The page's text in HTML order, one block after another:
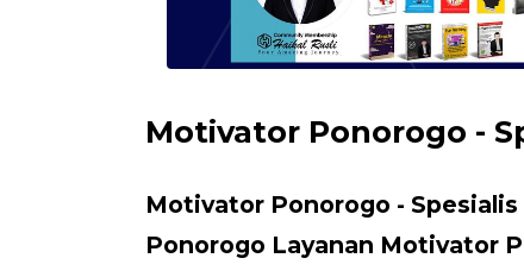
Motivator Ponorogo -
Motivator Ponorogo -
Ponorogo Layanan Motivator